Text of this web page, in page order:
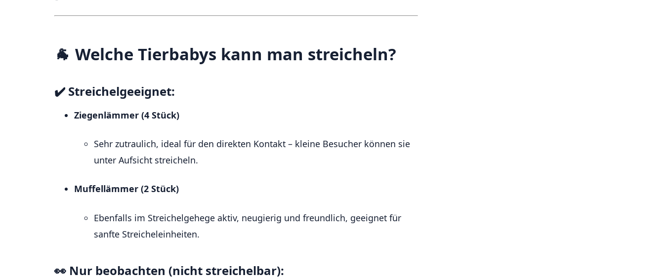
🐐 Welche Tierbabys kann man streicheln?
✔️ Streichelgeeignet:
Ziegenlämmer (4 Stück)
Sehr zutraulich, ideal für den direkten Kontakt – kleine Besucher können sie
unter Aufsicht streicheln.
Muffellämmer (2 Stück)
Ebenfalls im Streichelgehege aktiv, neugierig und freundlich, geeignet für
sanfte Streicheleinheiten.
👀 Nur beobachten (nicht streichelbar):